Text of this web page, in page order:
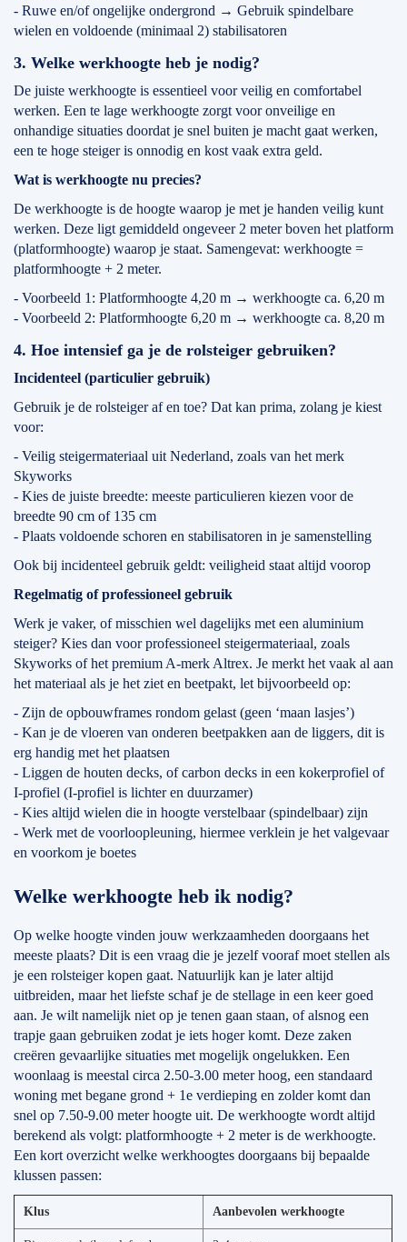
- Ruwe en/of ongelijke ondergrond → Gebruik spindelbare
wielen en voldoende (minimaal 2) stabilisatoren
3. Welke werkhoogte heb je nodig?
De juiste werkhoogte is essentieel voor veilig en comfortabel
werken. Een te lage werkhoogte zorgt voor onveilige en
onhandige situaties doordat je snel buiten je macht gaat werken,
een te hoge steiger is onnodig en kost vaak extra geld.
Wat is werkhoogte nu precies?
De werkhoogte is de hoogte waarop je met je handen veilig kunt
werken. Deze ligt gemiddeld ongeveer 2 meter boven het platform
(platformhoogte) waarop je staat. Samengevat: werkhoogte =
platformhoogte + 2 meter.
- Voorbeeld 1: Platformhoogte 4,20 m → werkhoogte ca. 6,20 m
- Voorbeeld 2: Platformhoogte 6,20 m → werkhoogte ca. 8,20 m
4. Hoe intensief ga je de rolsteiger gebruiken?
Incidenteel (particulier gebruik)
Gebruik je de rolsteiger af en toe? Dat kan prima, zolang je kiest
voor:
- Veilig steigermateriaal uit Nederland, zoals van het merk
Skyworks
- Kies de juiste breedte: meeste particulieren kiezen voor de
breedte 90 cm of 135 cm
- Plaats voldoende schoren en stabilisatoren in je samenstelling
Ook bij incidenteel gebruik geldt: veiligheid staat altijd voorop
Regelmatig of professioneel gebruik
Werk je vaker, of misschien wel dagelijks met een aluminium
steiger? Kies dan voor professioneel steigermateriaal, zoals
Skyworks of het premium A-merk Altrex. Je merkt het vaak al aan
het materiaal als je het ziet en beetpakt, let bijvoorbeeld op:
- Zijn de opbouwframes rondom gelast (geen ‘maan lasjes’)
- Kan je de vloeren van onderen beetpakken aan de liggers, dit is
erg handig met het plaatsen
- Liggen de houten decks, of carbon decks in een kokerprofiel of
I-profiel (I-profiel is lichter en duurzamer)
- Kies altijd wielen die in hoogte verstelbaar (spindelbaar) zijn
- Werk met de voorloopleuning, hiermee verklein je het valgevaar
en voorkom je boetes
Welke werkhoogte heb ik nodig?
Op welke hoogte vinden jouw werkzaamheden doorgaans het
meeste plaats? Dit is een vraag die je jezelf vooraf moet stellen als
je een rolsteiger kopen gaat. Natuurlijk kan je later altijd
uitbreiden, maar het liefste schaf je de stellage in een keer goed
aan. Je wilt namelijk niet op je tenen gaan staan, of alsnog een
trapje gaan gebruiken zodat je iets hoger komt. Deze zaken
creëren gevaarlijke situaties met mogelijk ongelukken. Een
woonlaag is meestal circa 2.50-3.00 meter hoog, een standaard
woning met begane grond + 1e verdieping en zolder komt dan
snel op 7.50-9.00 meter hoogte uit. De werkhoogte wordt altijd
berekend als volgt: platformhoogte + 2 meter is de werkhoogte.
Een kort overzicht welke werkhoogtes doorgaans bij bepaalde
klussen passen:
Klus Aanbevolen werkhoogte